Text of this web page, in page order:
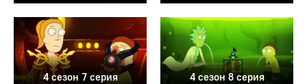
4 сезон 7 серия 4 сезон 8 серия